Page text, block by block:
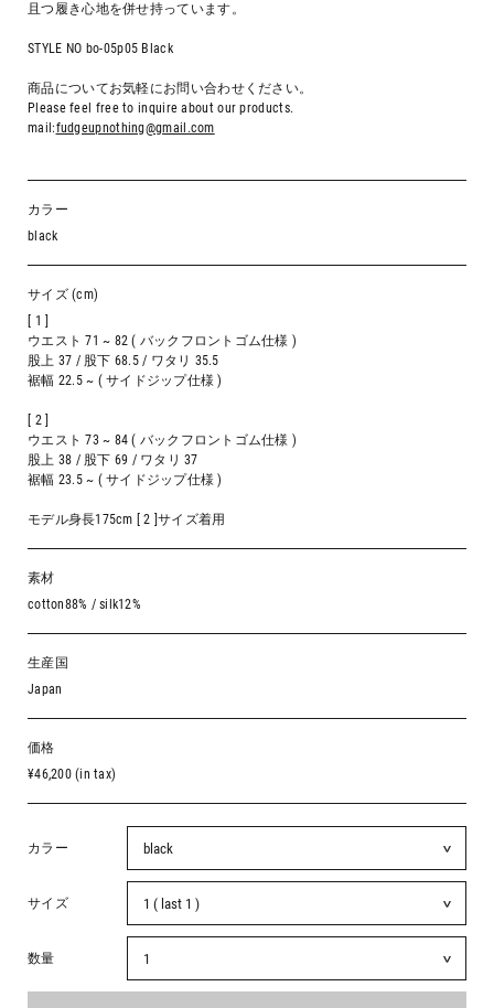
且つ履き心地を併せ持っています。
STYLE NO bo-05p05 Black
商品についてお気軽にお問い合わせください。
Please feel free to inquire about our products.
mail:fudgeupnothing@gmail.com
カラー
black
サイズ (cm)
[ 1 ]
ウエスト 71 ~ 82 ( バックフロントゴム仕様 )
股上 37 / 股下 68.5 / ワタリ 35.5
裾幅 22.5 ~ ( サイドジップ仕様 )
[ 2 ]
ウエスト 73 ~ 84 ( バックフロントゴム仕様 )
股上 38 / 股下 69 / ワタリ 37
裾幅 23.5 ~ ( サイドジップ仕様 )
モデル身長175cm [ 2 ]サイズ着用
素材
cotton88% / silk12%
生産国
Japan
価格
¥46,200 (in tax)
カラー
サイズ
数量